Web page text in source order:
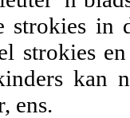
strokies in
strokies
kan
ens.